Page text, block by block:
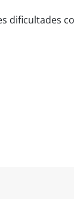
dificultades